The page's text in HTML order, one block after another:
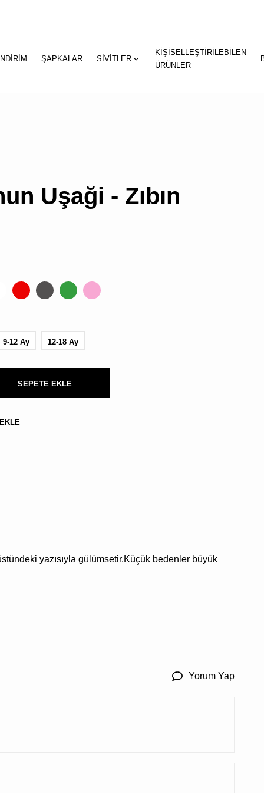
İNDİRİM ŞAPKALAR SİVİTLER
KİŞİSELLEŞTİRİLEBİLEN
ÜRÜNLER
""
Uşaği - Zıbın
9-12 Ay 12-18 Ay
SEPETE EKLE
yazısıyla gülümsetir.Küçük bedenler büyük
Yorum Yap